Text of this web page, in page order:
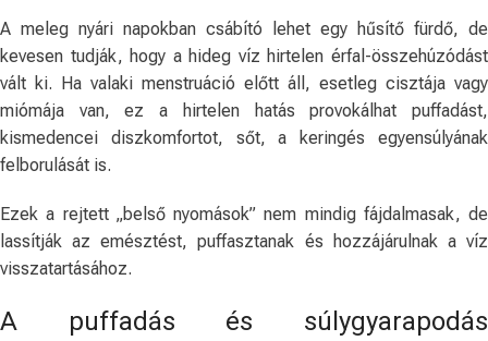
A meleg nyári napokban csábító lehet egy hűsítő fürdő, de
kevesen tudják, hogy a hideg víz hirtelen érfal-összehúzódást
vált ki. Ha valaki menstruáció előtt áll, esetleg cisztája vagy
miómája van, ez a hirtelen hatás provokálhat puffadást,
kismedencei diszkomfortot, sőt, a keringés egyensúlyának
felborulását is.
Ezek a rejtett „belső nyomások” nem mindig fájdalmasak, de
lassítják az emésztést, puffasztanak és hozzájárulnak a víz
visszatartásához.
A puffadás és súlygyarapodás